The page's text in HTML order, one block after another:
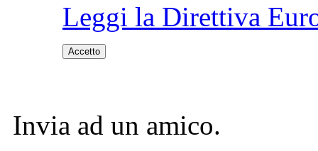
Leggi la Direttiva
Accetto
Invia ad un amico.